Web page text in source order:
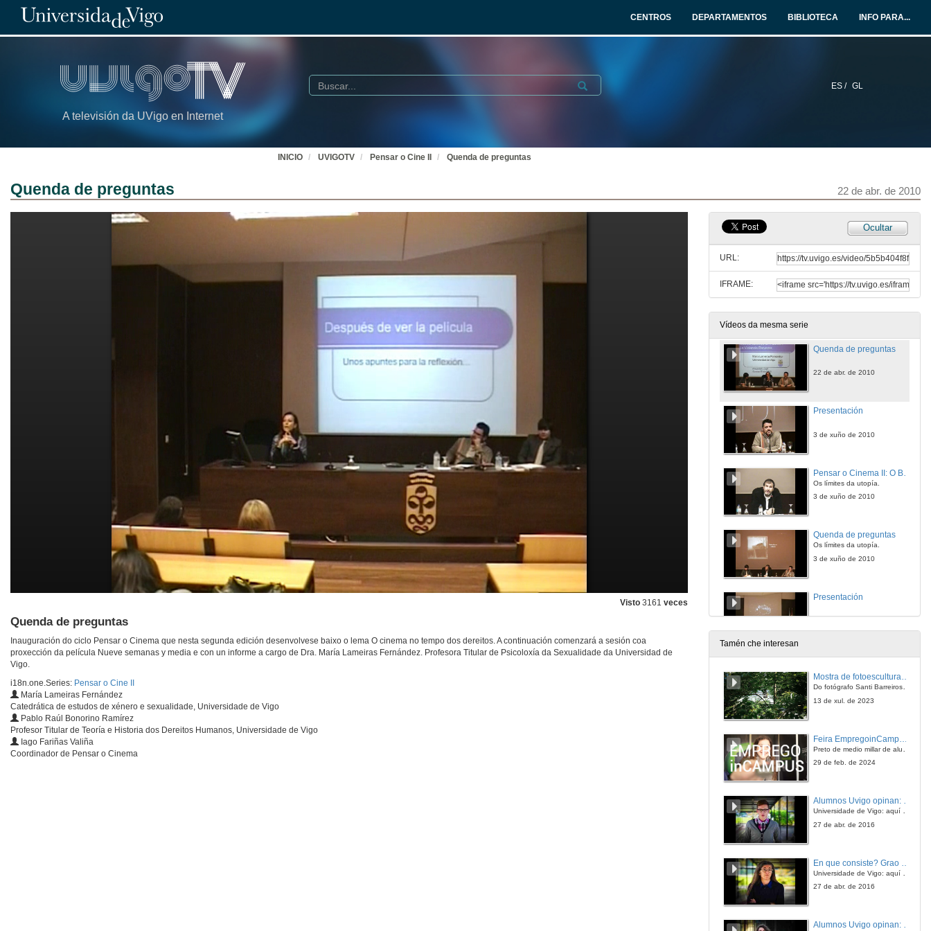
CENTROS DEPARTAMENTOS BIBLIOTECA INFO PARA...
A televisión da UVigo en Internet
ES / GL
Buscar Submit
INICIO UVIGOTV Pensar o Cine II Quenda de preguntas
Quenda de preguntas 22 de abr. de 2010
Visto 3161 veces
Quenda de preguntas
Inauguración do ciclo Pensar o Cinema que nesta segunda edición desenvolvese baixo o lema O cinema no tempo dos dereitos. A continuación comenzará a sesión coa
proxección da película Nueve semanas y media e con un informe a cargo de Dra. María Lameiras Fernández. Profesora Titular de Psicoloxía da Sexualidade da Universidad de
Vigo.
i18n.one.Series: Pensar o Cine II
María Lameiras Fernández
Catedrática de estudos de xénero e sexualidade, Universidade de Vigo
Pablo Raúl Bonorino Ramírez
Profesor Titular de Teoría e Historia dos Dereitos Humanos, Universidade de Vigo
Iago Fariñas Valiña
Coordinador de Pensar o Cinema
Ocultar
URL:
IFRAME:
Vídeos da mesma serie
Pensar o Cinema II: Unha verdade incómoda
8 de abr. de 2010
Presentación
Pensar o Cinema II: Nove semanas e media
Tema de discusión: La violencia perversa.
22 de abr. de 2010
Quenda de preguntas
22 de abr. de 2010
Presentación
3 de xuño de 2010
Os límites da utopía.
3 de xuño de 2010
Quenda de preguntas
Os límites da utopía.
3 de xuño de 2010
Presentación
Pensar o Cinema II: O Intercambio
3 de xuño de 2010
3 de xuño de 2010
Tamén che interesan
Mostra de fotoesculturas Overtraz
Do fotógrafo Santi Barreiros e o escultor Nito Contreras.
13 de xul. de 2023
Preto de medio millar de alumnas e alumnos buscan coñecer máis de preto as oportunidades que lles achegan as arredor de medio cento de empresas que participan na edición viguesa da feira. Xunto coa visita aos stands, durante a feria desenvólvense varias actividades complementarias, como obradoiros, conversas, mesas redondas ou o pasaporte de empregabilidade, un espazo no que poderán recibir asesoramento sobre o seu CV.
29 de feb. de 2024
Alumnos Uvigo opinan: Grao en Ciencias da Linguaxe e Estudos Literarios
Universidade de Vigo: aquí todo é posible
27 de abr. de 2016
Universidade de Vigo: aquí todo é posible
27 de abr. de 2016
Alumnos Uvigo opinan: Grao en Linguas Estranxeiras